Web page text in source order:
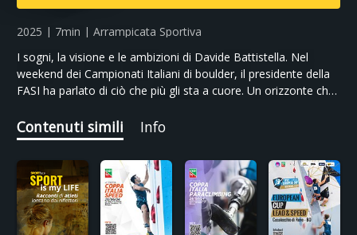
2025 | 7min | Arrampicata Sportiva
I sogni, la visione e le ambizioni di Davide Battistella. Nel
weekend dei Campionati Italiani di boulder, il presidente della
FASI ha parlato di ciò che più gli sta a cuore. Un orizzonte che
riabilitazione e di uno sport alla portata di tutti.
Contenuti simili Info